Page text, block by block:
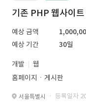
기존 PHP 웹사이
예상 금액
예상 기간
30일
개발
웹
홈페이지ㆍ게시판
서울특별시 · 등록일자